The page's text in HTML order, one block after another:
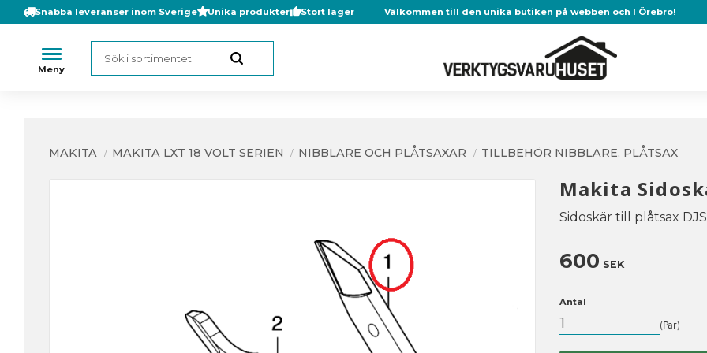
Snabba leveranser inom Sverige Unika produkter Stort lager Välkommen till den unika butiken på webben och I Örebro!
MAKITA MAKITA LXT 18 VOLT SERIEN NIBBLARE OCH PLÅTSAXAR TILLBEHÖR NIBBLARE, PLÅTSAX
Makita
Sidoskär till plåtsax
600 SEK
Antal
Par